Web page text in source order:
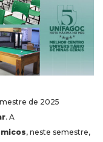
de 2025
. A
, neste semestre,